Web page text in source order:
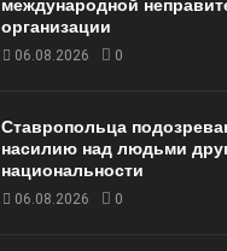
международной
организации
06.08.2026 0
Ставропольца
насилию над людьми
национальности
06.08.2026 0